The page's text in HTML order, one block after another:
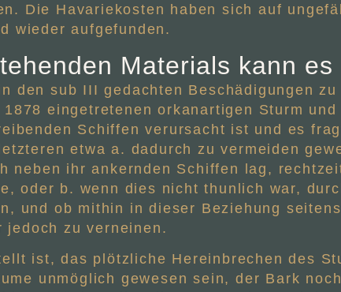
Die Havariekosten haben sich auf
wieder aufgefunden.
Materials kann es
den sub III gedachten Beschädigungen
eingetretenen orkanartigen Sturm
Schiffen verursacht ist und es
etwa a. dadurch zu vermeiden
neben ihr ankernden Schiffen lag,
oder b. wenn dies nicht thunlich war,
und ob mithin in dieser Beziehung
jedoch zu verneinen.
ist, das plötzliche Hereinbrechen des
unmöglich gewesen sein, der Bark